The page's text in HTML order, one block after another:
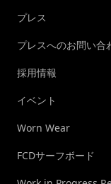
プレス
プレスへのお問い合
採用情報
イベント
Worn Wear
FCDサーフボード